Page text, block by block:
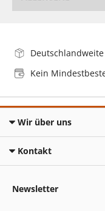
Kein
Wir über uns
Kontakt
Newsletter